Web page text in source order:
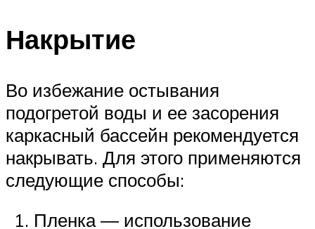
Накрытие
Во избежание остывания
подогретой воды и ее засорения
каркасный бассейн рекомендуется
накрывать. Для этого применяются
следующие способы:
Пленка ― использование